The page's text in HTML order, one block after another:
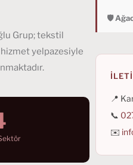
Grup; tekstil
yelpazesiyle
🛡️
📍
📞
✉️